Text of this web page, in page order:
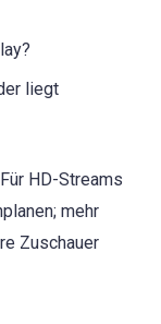
liegt
HD-Streams
mehr
Zuschauer